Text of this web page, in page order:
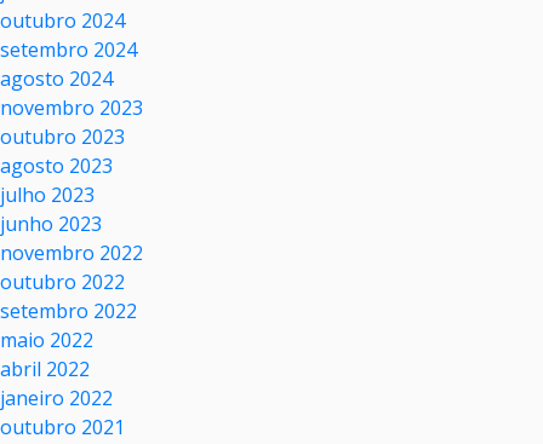
outubro 2024
setembro 2024
agosto 2024
novembro 2023
outubro 2023
agosto 2023
julho 2023
junho 2023
novembro 2022
outubro 2022
setembro 2022
maio 2022
abril 2022
janeiro 2022
outubro 2021